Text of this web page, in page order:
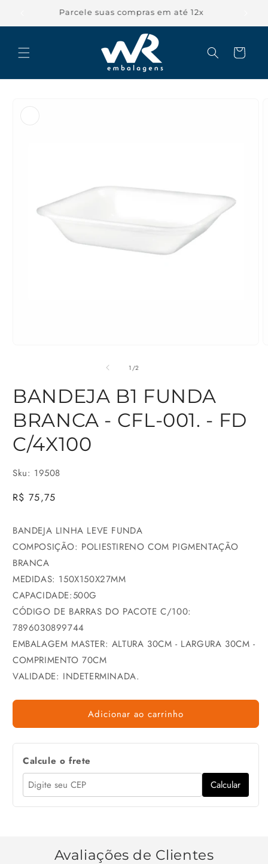
conteúdo
Parcele suas compras em até 12x
Carrinho
na
janela
modal
1 /de
2
BANDEJA B1 FUNDA
BRANCA - CFL-001. - FD
C/4X100
Sku: 19508
Preço
R$ 75,75
BANDEJA LINHA LEVE FUNDA
COMPOSIÇÃO: POLIESTIRENO COM PIGMENTAÇÃO
BRANCA
MEDIDAS: 150X150X27MM
CAPACIDADE:500G
CÓDIGO DE BARRAS DO PACOTE C/100:
7896030899744
EMBALAGEM MASTER: ALTURA 30CM - LARGURA 30CM -
COMPRIMENTO 70CM
VALIDADE: INDETERMINADA.
Adicionar ao carrinho
Calcule o frete
Calcular
Avaliações de Clientes